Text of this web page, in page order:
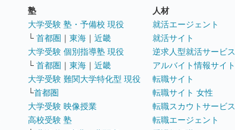
塾
大学受験 塾・予備校 現役
└ 首都圏 ｜ 東海 ｜ 近畿
大学受験 個別指導塾 現役
└ 首都圏 ｜ 東海 ｜ 近畿
大学受験 難関大学特化型 現役
└首都圏
大学受験 映像授業
高校受験 塾
人材
就活エージェント
就活サイト
逆求人型就活サービス
アルバイト情報サイト
転職サイト
転職サイト 女性
転職スカウトサービス
転職エージェント